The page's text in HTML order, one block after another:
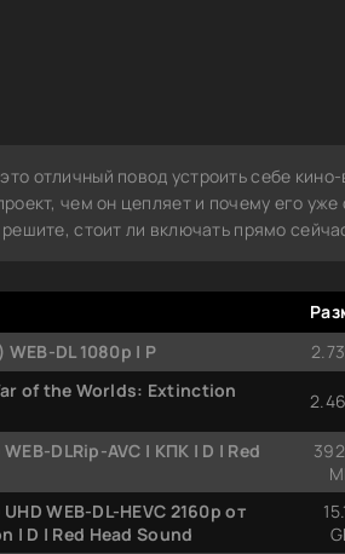
отличный повод устроить себе
чем он цепляет и почему его
стоит ли включать прямо
DL 1080p | P
of the Worlds: Extinction
DLRip-AVC | КПК | D | Red
WEB-DL-HEVC 2160p от
| D | Red Head Sound